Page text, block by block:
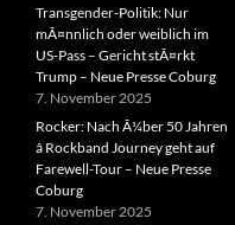
Transgender-Politik: Nur
mÃ¤nnlich oder weiblich im
US-Pass – Gericht stÃ¤rkt
Trump – Neue Presse Coburg
7. November 2025
Rocker: Nach Ã¼ber 50 Jahren
â Rockband Journey geht auf
Farewell-Tour – Neue Presse
Coburg
7. November 2025